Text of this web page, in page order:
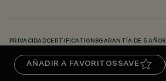
AÑADIR A FAVORITOS SAVE
PRIVACIDADCERTIFICATIONSGARANTÍA DE 5 AÑOS
KNOWLEDGE BASE (LOGIN REQUIRED)DOWNLOADS